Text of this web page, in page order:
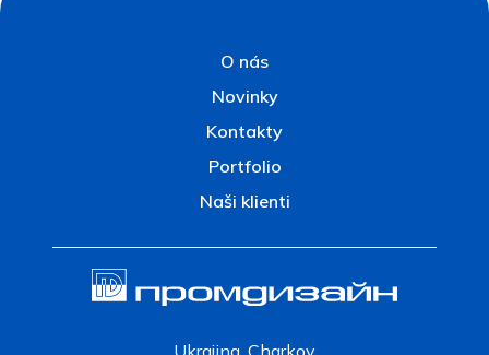
O nás
Novinky
Kontakty
Portfolio
Naši klienti
Ukrajina, Charkov